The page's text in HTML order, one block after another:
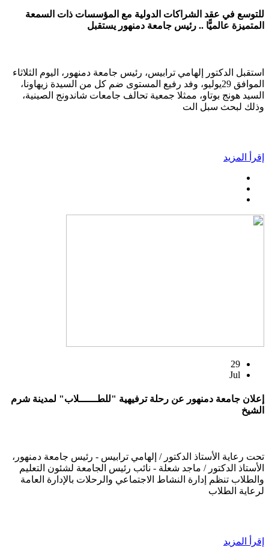
للتوسع في عقد الشراكات الدولية مع المؤسسات ذات السمعة
المتميزة عالميًّا .. رئيس جامعة دمنهور يستقبل
استقبل الدكتور إلهامي ترابيس، رئيس جامعة دمنهور، اليوم الثلاثاء
الموافق 29يوليو، وفد رفيع المستوى ضم كل من السيدة زيهاونا،
السيد هونج بوتاو، ممثلا جمعية تحالف جامعات شاندونج الصينية،
وذلك لبحث سبل الت
إقرأ المزيد
29
Jul
إعلان جامعة دمنهور عن رحلة ترفيهية "للطــــــلاب" لمدينة شرم
الشيخ
تحت رعاية الأستاذ الدكتور / إلهامي ترابيس - رئيس جامعة دمنهور،
الأستاذ الدكتور / ماجد شعلة - نائب رئيس الجامعة لشئون التعليم
والطلاب تنظم إدارة النشاط الاجتماعي والرحلات بالإدارة العامة
لرعاية الطلاب
إقرأ المزيد